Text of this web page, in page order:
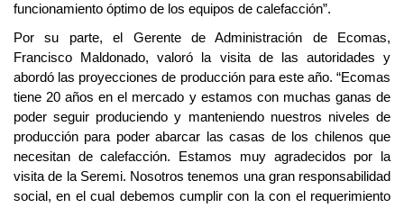
funcionamiento óptimo de los equipos de calefacción”.
Por su parte, el Gerente de Administración de Ecomas,
Francisco Maldonado, valoró la visita de las autoridades y
abordó las proyecciones de producción para este año. “Ecomas
tiene 20 años en el mercado y estamos con muchas ganas de
poder seguir produciendo y manteniendo nuestros niveles de
producción para poder abarcar las casas de los chilenos que
necesitan de calefacción. Estamos muy agradecidos por la
visita de la Seremi. Nosotros tenemos una gran responsabilidad
social, en el cual debemos cumplir con la con el requerimiento